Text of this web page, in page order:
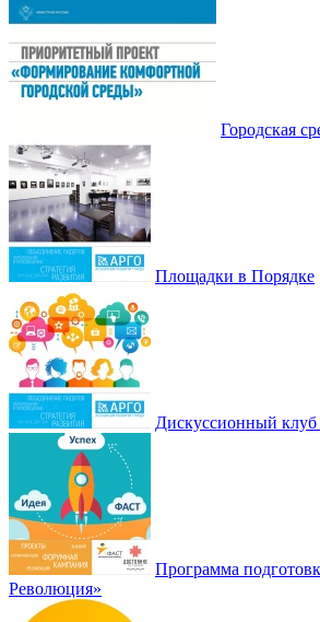
Городская
Площадки в Порядке
Дискуссионный
Программа
Революция»